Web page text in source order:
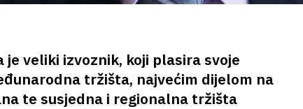
je veliki izvoznik, koji plasira svoje
tržišta, najvećim dijelom na
te susjedna i regionalna tržišta